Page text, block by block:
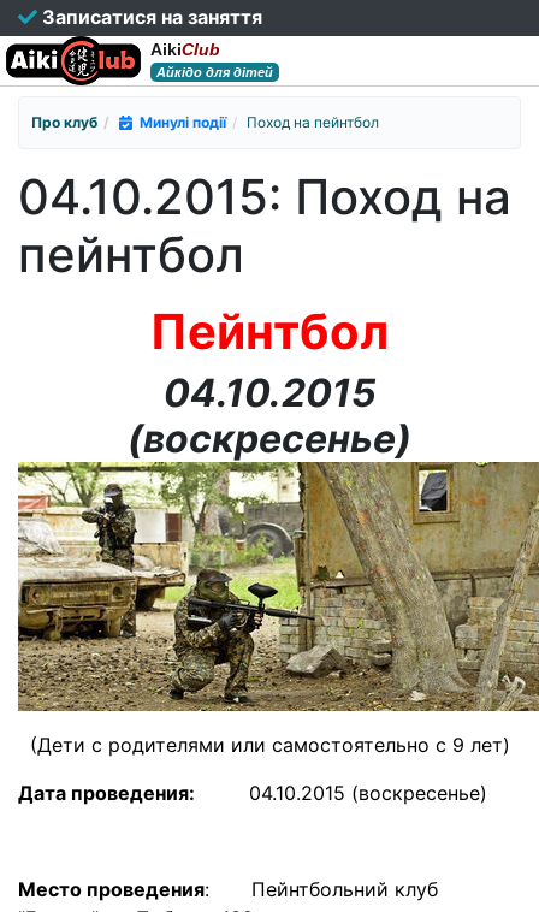
Записатися на заняття
AikiClub
Айкідо для дітей
Про клуб Минулі події Поход на пейнтбол
04.10.2015: Поход на
пейнтбол
Пейнтбол
04.10.2015
(воскресенье)
(Дети с родителями или самостоятельно с 9 лет)
Дата проведения:
04.10.2015 (воскресенье)
Место проведения:
Пейнтбольний клуб